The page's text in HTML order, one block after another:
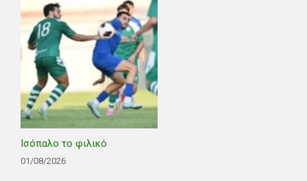
Ισόπαλο το φιλικό
01/08/2026